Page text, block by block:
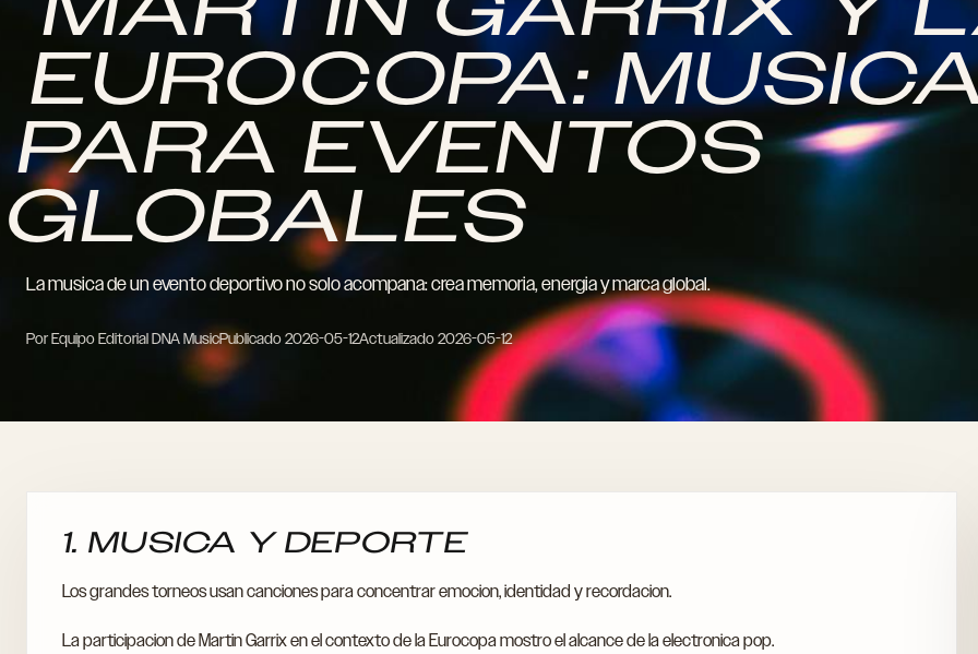
EUROCOPA:
PARA EVENTOS
GLOBALES
La musica de un evento deportivo no solo acompana: crea memoria, energia y marca global.
Por Equipo Editorial DNA MusicPublicado2026-05-12Actualizado2026-05-12
1. MUSICA Y DEPORTE
Los grandes torneos usan canciones para concentrar emocion, identidad y recordacion.
La participacion de Martin Garrix en el contexto de la Eurocopa mostro el alcance de la electronica pop.